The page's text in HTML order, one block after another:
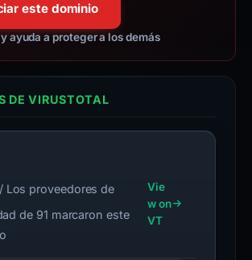
este dominio
ayuda a proteger a los demás
DE VIRUSTOTAL
/ Los proveedores de
de 91 marcaron este
Vie
w on
VT